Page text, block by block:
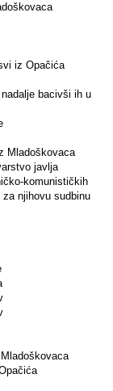
iz Opačića
bacivši ih u
Mladoškovaca
javlja
komunističkih
njihovu sudbinu